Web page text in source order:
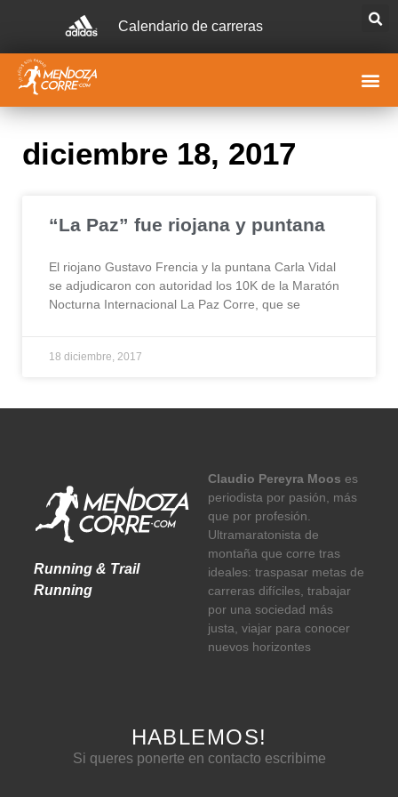
Calendario de carreras
diciembre 18, 2017
“La Paz” fue riojana y puntana
El riojano Gustavo Frencia y la puntana Carla Vidal
se adjudicaron con autoridad los 10K de la Maratón
Nocturna Internacional La Paz Corre, que se
18 diciembre, 2017
Running & Trail
Running
Claudio Pereyra Moos es
periodista por pasión, más
que por profesión.
Ultramaratonista de
montaña que corre tras
ideales: traspasar metas de
carreras difíciles, trabajar
por una sociedad más
justa, viajar para conocer
nuevos horizontes
HABLEMOS!
Si queres ponerte en contacto escribime